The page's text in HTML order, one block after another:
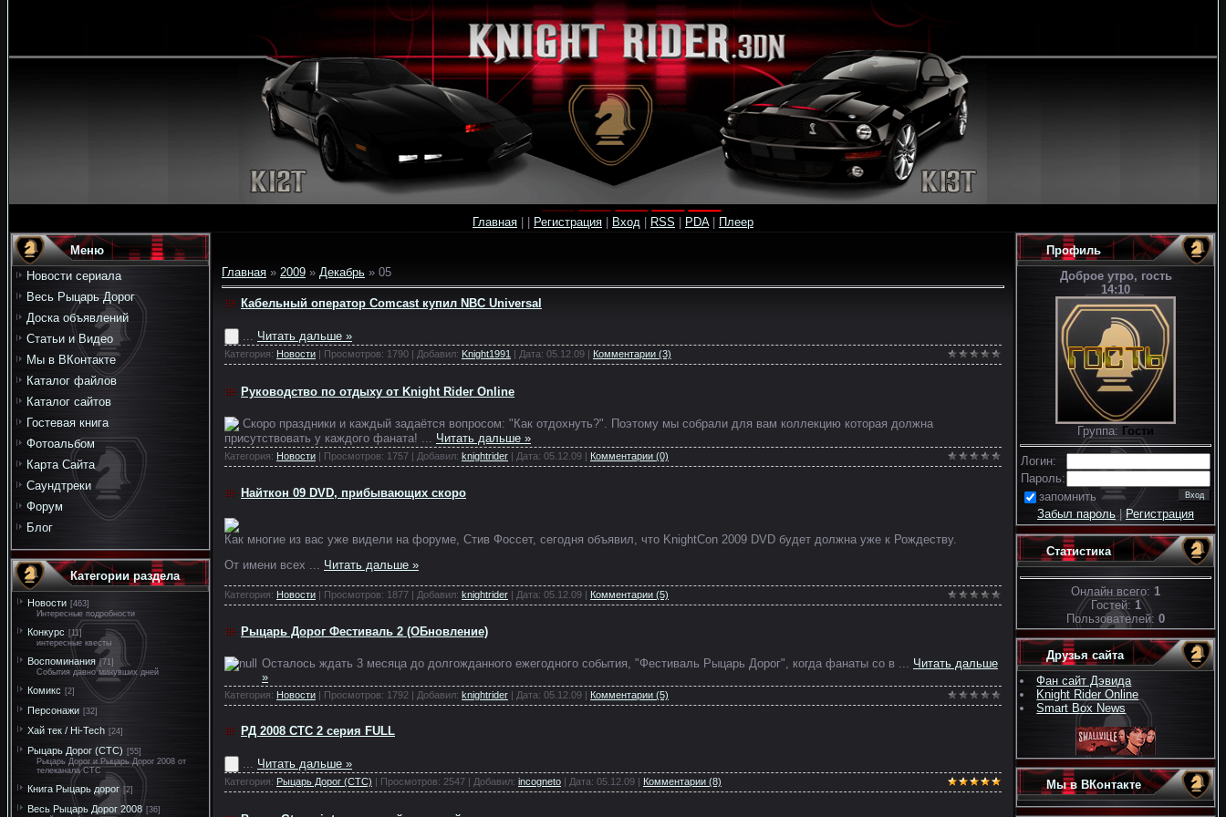
Главная Регистрация Вход RSS PDA| Плеер
Меню
Новости сериала
Весь Рыцарь Дорог
Доска объявлений
Статьи и Видео
Мы в ВКонтакте
Каталог файлов
Каталог сайтов
Гостевая книга
Фотоальбом
Карта Сайта
Саундтреки
Форум
Блог
Категории раздела
Новости [463]
Интересные подробности
Конкурс [11]
интересные квесты
Воспоминания [71]
События давно минувших дней
Комикс [2]
Персонажи [32]
Хай тек / Hi-Tech [24]
Рыцарь Дорог (СТС) [55]
Рыцарь Дорог и Рыцарь Дорог 2008 от
телеканала СТС
Книга Рыцарь дорог [2]
Весь Рыцарь Дорог 2008 [36]
Главная » 2009 » Декабрь » 05
Кабельный оператор Comcast купил NBC Universal
Читать дальше »
Категория: Новости | Просмотров: 1790 | Добавил: Knight1991 | Дата: 05.12.09 | Комментарии (3)
Руководство по отдыху от Knight Rider Online
Скоро праздники и каждый задаётся вопросом: "Как отдохнуть?". Поэтому мы собрали для вам коллекцию которая должна
присутствовать у каждого фаната! ... Читать дальше »
Категория: Новости | Просмотров: 1757 | Добавил: knightrider | Дата: 05.12.09 | Комментарии (0)
Найткон 09 DVD, прибывающих скоро
Как многие из вас уже видели на форуме, Стив Фоссет, сегодня объявил, что KnightCon 2009 DVD будет должна уже к Рождеству.
От имени всех
Читать дальше »
Категория: Новости | Просмотров: 1877 | Добавил: knightrider | Дата: 05.12.09 Комментарии (5)
Рыцарь Дорог Фестиваль 2 (ОБновление)
Осталось ждать 3 месяца до долгожданного ежегодного события, "Фестиваль Рыцарь Дорог", когда фанаты со в
Читать дальше
»
Категория: Новости | Просмотров: 1792 | Добавил: knightrider | Дата: 05.12.09 | Комментарии (5)
РД 2008 СТС 2 серия FULL
Читать дальше »
Категория: Рыцарь Дорог (СТС) | Просмотров: 2547 | Добавил: incogneto | Дата: 05.12.09 | Комментарии (8)
Профиль
Доброе утро, гость
14:10
Группа: Гости
Логин:
Пароль:
запомнить
Забыл пароль|Регистрация
Статистика
Онлайн всего: 1
Гостей: 1
Пользователей: 0
Друзья сайта
Фан сайт Дэвида
Knight Rider Online
Smart Box News
Мы в ВКонтакте